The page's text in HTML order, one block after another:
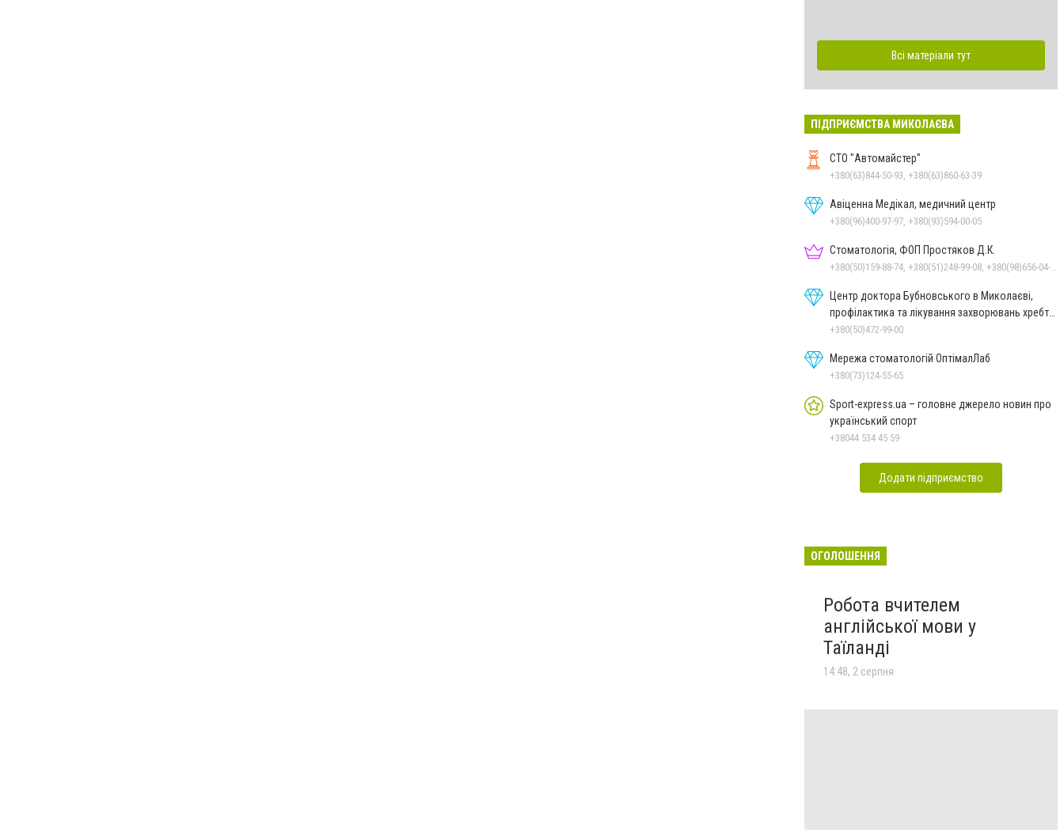
Всі матеріали тут
ПІДПРИЄМСТВА МИКОЛАЄВА
СТО "Автомайстер"
+380(63)844-50-93, +380(63)860-63-39
Авіценна Медікал, медичний центр
+380(96)400-97-97, +380(93)594-00-05
Стоматологія, ФОП Простяков Д.К.
Центр доктора Бубновського в Миколаєві,
профілактика та лікування захворювань хребта
і суглобів
+380(50)472-99-00
Мережа стоматологій ОптімалЛаб
+380(73)124-55-65
Sport-express.ua – головне джерело новин про
український спорт
+38044 534 45 59
Додати підприємство
ОГОЛОШЕННЯ
Робота вчителем
англійської мови у
Таїланді
14:48, 2 серпня